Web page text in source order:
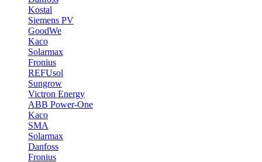
Kostal
Siemens PV
GoodWe
Kaco
Solarmax
Fronius
REFUsol
Sungrow
Victron Energy
ABB Power-One
Kaco
SMA
Solarmax
Danfoss
Fronius